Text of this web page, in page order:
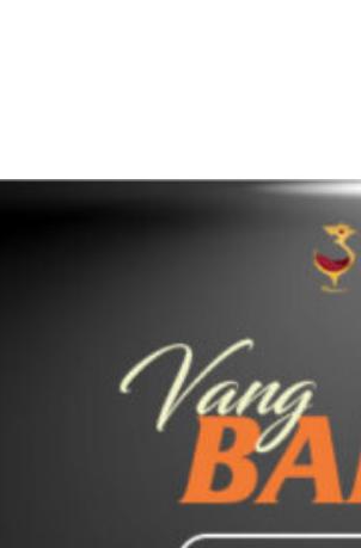
bồi đắp, với thành phần chủ yếu gồm đất
đất sét. Lớp đất mặt giàu sỏi và cát kết
phía dưới tạo nên khả năng thoát nước
kiện lý tưởng cho việc trồng nho chất
của đất tạo áp lực tự nhiên lên cây nho,
và năng suất, từ đó trái nho có hương
điều kiện thổ nhưỡng đặc biệt này đã